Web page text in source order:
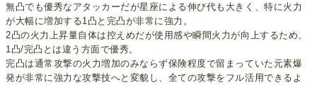
無凸でも優秀なアタッカーだが星座による伸び代も大きく、特に火力
が大幅に増加する1凸と完凸が非常に強力。
2凸の火力上昇量自体は控えめだが使用感や瞬間火力が向上するため、
1凸/完凸とは違う方面で優秀。
完凸は通常攻撃の火力増加のみならず保険程度で留まっていた元素爆
発が非常に強力な攻撃技へと変貌し、全ての攻撃をフル活用できるよ